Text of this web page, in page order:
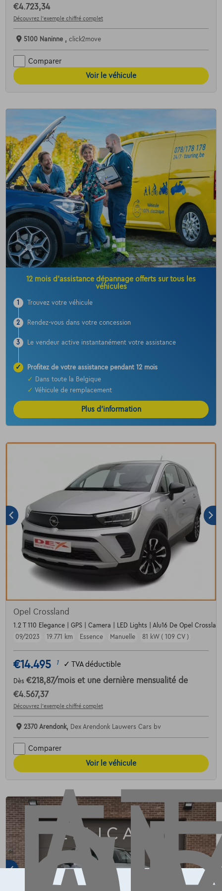
€4.723,34
Découvrez l’exemple chiffré complet
5100 Naninne , click2move
Comparer
Voir le véhicule
12 mois d’assistance dépannage offerts sur tous les
véhicules
1 Trouvez votre véhicule
2 Rendez-vous dans votre concession
3 Le vendeur active instantanément votre assistance
✓
Profitez de votre assistance pendant 12 mois
✓
Dans toute la Belgique
✓ Véhicule de remplacement
Plus d’information
Opel Crossland
1.2 T 110 Elegance | GPS | Camera | LED Lights | Alu16 De Opel
09/2023
19.771 km Essence Manuelle 81 kW ( 109 CV )
€14.495 1 ✓ TVA déductible
Dès €218,87/mois et une dernière mensualité de
€4.567,37
Découvrez l’exemple chiffré complet
2370 Arendonk, Dex Arendonk Lauwers Cars bv
Comparer
Voir le véhicule